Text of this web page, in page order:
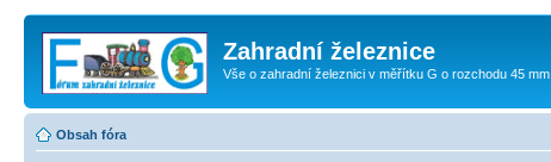
Zahradní železnice
Vše o zahradní železnici v měřítku G o rozchodu 45 mm
Obsah fóra